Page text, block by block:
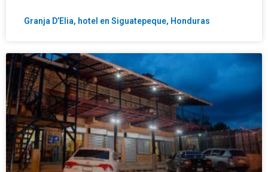
Granja D’Elia, hotel en Siguatepeque, Honduras